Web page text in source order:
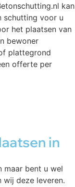
kan
schutting voor u
het plaatsen van
bewoner
plattegrond
offerte per
in
maar bent u wel
wij deze leveren.